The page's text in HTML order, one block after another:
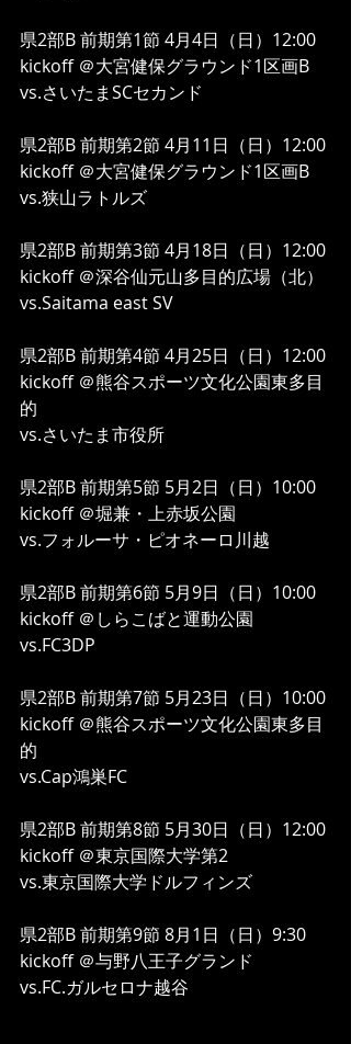
県2部B 前期第1節 4月4日（日）12:00
kickoff ＠大宮健保グラウンド1区画B
vs.さいたまSCセカンド
県2部B 前期第2節 4月11日（日）12:00
kickoff ＠大宮健保グラウンド1区画B
vs.狭山ラトルズ
県2部B 前期第3節 4月18日（日）12:00
kickoff ＠深谷仙元山多目的広場（北）
vs.Saitama east SV
県2部B 前期第4節 4月25日（日）12:00
kickoff ＠熊谷スポーツ文化公園東多目
的
vs.さいたま市役所
県2部B 前期第5節 5月2日（日）10:00
kickoff ＠堀兼・上赤坂公園
vs.フォルーサ・ピオネーロ川越
県2部B 前期第6節 5月9日（日）10:00
kickoff ＠しらこばと運動公園
vs.FC3DP
県2部B 前期第7節 5月23日（日）10:00
kickoff ＠熊谷スポーツ文化公園東多目
的
vs.Cap鴻巣FC
県2部B 前期第8節 5月30日（日）12:00
kickoff ＠東京国際大学第2
vs.東京国際大学ドルフィンズ
県2部B 前期第9節 8月1日（日）9:30
kickoff ＠与野八王子グランド
vs.FC.ガルセロナ越谷